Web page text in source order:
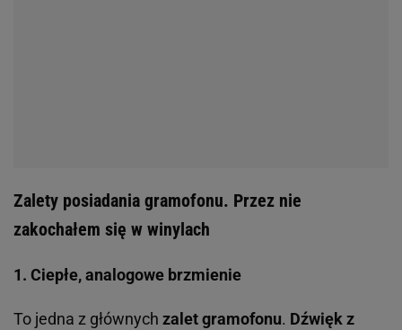
Zalety posiadania gramofonu. Przez nie
zakochałem się w winylach
1. Ciepłe, analogowe brzmienie
To jedna z głównych zalet gramofonu. Dźwięk z